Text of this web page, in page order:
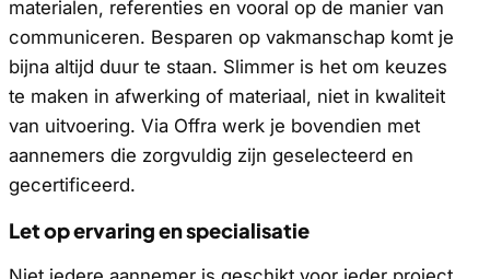
materialen, referenties en vooral op de manier van
communiceren. Besparen op vakmanschap komt je
bijna altijd duur te staan. Slimmer is het om keuzes
te maken in afwerking of materiaal, niet in kwaliteit
van uitvoering. Via Offra werk je bovendien met
aannemers die zorgvuldig zijn geselecteerd en
gecertificeerd.
Let op ervaring en specialisatie